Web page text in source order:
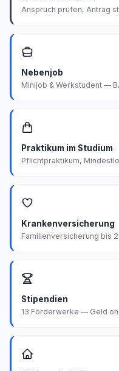
Anspruch prüfen, Antrag
Nebenjob
Minijob & Werkstudent —
Praktikum im Studium
Pflichtpraktikum,
Krankenversicherung
Familienversicherung bis
Stipendien
13 Förderwerke — Geld